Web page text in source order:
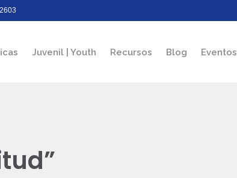
Juvenil | Youth Recursos Blog Eventos